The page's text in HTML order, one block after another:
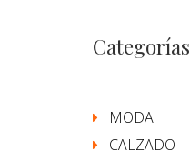
Categorías
MODA
CALZADO